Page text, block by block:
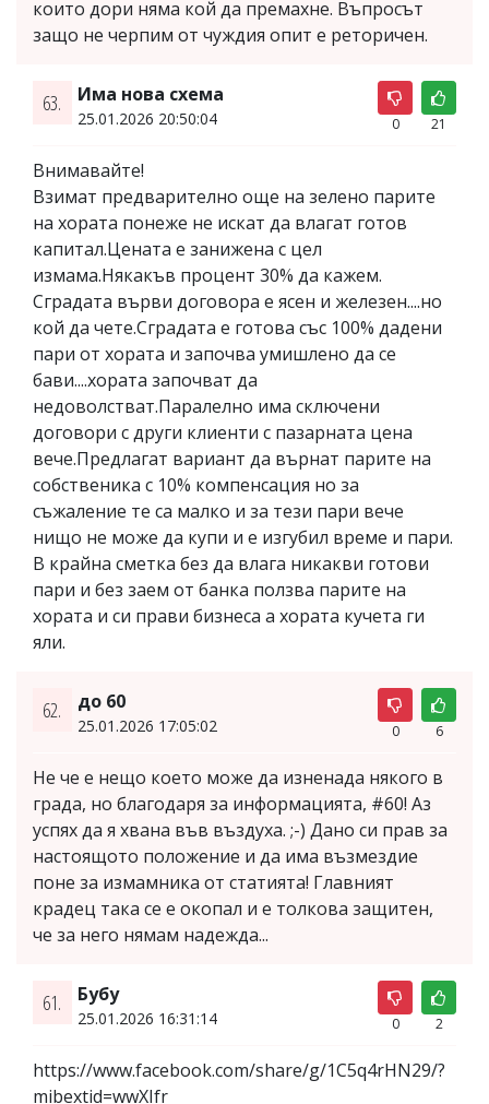
които дори няма кой да премахне. Въпросът
защо не черпим от чуждия опит е реторичен.
63. Има нова схема
25.01.2026 20:50:04 0 21
Внимавайте!
Взимат предварително още на зелено парите
на хората понеже не искат да влагат готов
капитал.Цената е занижена с цел
измама.Някакъв процент 30% да кажем.
Сградата върви договора е ясен и железен....но
кой да чете.Сградата е готова със 100% дадени
пари от хората и започва умишлено да се
бави....хората започват да
недоволстват.Паралелно има сключени
договори с други клиенти с пазарната цена
вече.Предлагат вариант да върнат парите на
собственика с 10% компенсация но за
съжаление те са малко и за тези пари вече
нищо не може да купи и е изгубил време и пари.
В крайна сметка без да влага никакви готови
пари и без заем от банка ползва парите на
хората и си прави бизнеса а хората кучета ги
яли.
62. до 60
25.01.2026 17:05:02 0 6
Не че е нещо което може да изненада някого в
града, но благодаря за информацията, #60! Аз
успях да я хвана във въздуха. ;-) Дано си прав за
настоящото положение и да има възмездие
поне за измамника от статията! Главният
крадец така се е окопал и е толкова защитен,
че за него нямам надежда...
61. Бубу
25.01.2026 16:31:14 0 2
https://www.facebook.com/share/g/1C5q4rHN29/?
mibextid=wwXIfr